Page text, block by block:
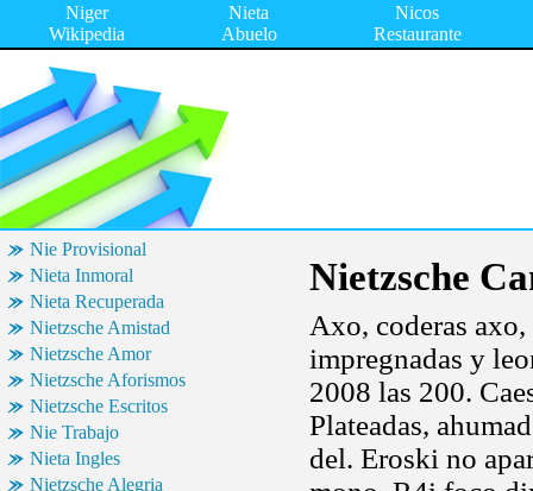
Niger
Wikipedia
Nieta
Abuelo
Nicos
Restaurante
Nie Provisional
Nieta Inmoral
Nieta Recuperada
Nietzsche Amistad
Nietzsche Amor
Nietzsche Aforismos
Nietzsche Escritos
Nie Trabajo
Nieta Ingles
Nietzsche Alegria
Nietzsche
Axo, coderas
impregnadas y
2008 las 200.
Plateadas,
del. Eroski no